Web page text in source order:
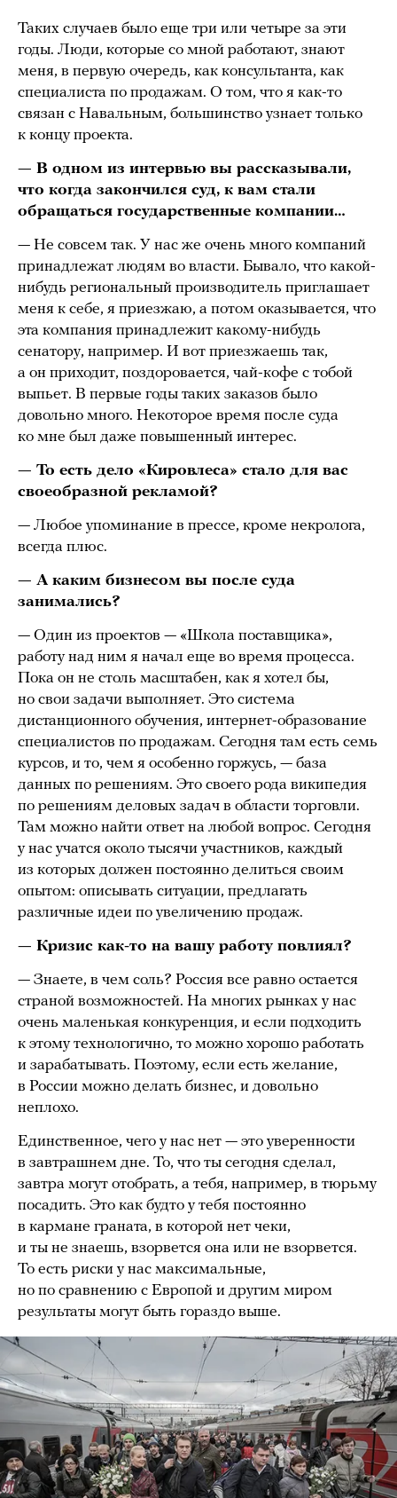
Таких случаев было еще три или четыре за эти
годы. Люди, которые со мной работают, знают
меня, в первую очередь, как консультанта, как
специалиста по продажам. О том, что я как-то
связан с Навальным, большинство узнает только
к концу проекта.
— В одном из интервью вы рассказывали,
что когда закончился суд, к вам стали
обращаться государственные компании…
— Не совсем так. У нас же очень много компаний
принадлежат людям во власти. Бывало, что какой-
нибудь региональный производитель приглашает
меня к себе, я приезжаю, а потом оказывается, что
эта компания принадлежит какому-нибудь
сенатору, например. И вот приезжаешь так,
а он приходит, поздоровается, чай-кофе с тобой
выпьет. В первые годы таких заказов было
довольно много. Некоторое время после суда
ко мне был даже повышенный интерес.
— То есть дело «Кировлеса» стало для вас
своеобразной рекламой?
— Любое упоминание в прессе, кроме некролога,
всегда плюс.
— А каким бизнесом вы после суда
занимались?
— Один из проектов — «Школа поставщика»,
работу над ним я начал еще во время процесса.
Пока он не столь масштабен, как я хотел бы,
но свои задачи выполняет. Это система
дистанционного обучения, интернет-образование
специалистов по продажам. Сегодня там есть семь
курсов, и то, чем я особенно горжусь, — база
данных по решениям. Это своего рода википедия
по решениям деловых задач в области торговли.
Там можно найти ответ на любой вопрос. Сегодня
у нас учатся около тысячи участников, каждый
из которых должен постоянно делиться своим
опытом: описывать ситуации, предлагать
различные идеи по увеличению продаж.
— Кризис как-то на вашу работу повлиял?
— Знаете, в чем соль? Россия все равно остается
страной возможностей. На многих рынках у нас
очень маленькая конкуренция, и если подходить
к этому технологично, то можно хорошо работать
и зарабатывать. Поэтому, если есть желание,
в России можно делать бизнес, и довольно
неплохо.
Единственное, чего у нас нет — это уверенности
в завтрашнем дне. То, что ты сегодня сделал,
завтра могут отобрать, а тебя, например, в тюрьму
посадить. Это как будто у тебя постоянно
в кармане граната, в которой нет чеки,
и ты не знаешь, взорвется она или не взорвется.
То есть риски у нас максимальные,
но по сравнению с Европой и другим миром
результаты могут быть гораздо выше.